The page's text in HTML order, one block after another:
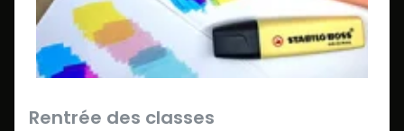
Rentrée des classes